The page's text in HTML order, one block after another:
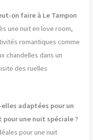
on faire à Le Tampon
une nuit en love room,
romantiques comme
chandelles dans un
des ruelles
elles adaptées pour un
pour une nuit spéciale ?
pour une nuit